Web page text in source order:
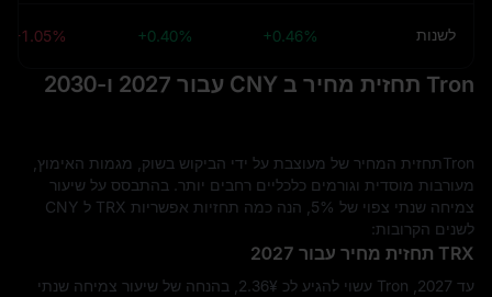
לשנות +0.46%
+0.40%
-1.05%
Tron תחזית מחיר ב CNY עבור 2027 ו-2030
Tronתחזית המחיר של מעוצבת על ידי הביקוש בשוק, מגמות האימוץ,
מעורבות מוסדית וגורמים כלכליים רחבים יותר. בהתבסס על שיעור
צמיחה שנתי צפוי של 5%, הנה כמה תחזיות אפשריות TRX ל CNY
לשנים הקרובות:
TRX תחזית מחיר עבור 2027
עד 2027, Tron עשוי להגיע לכ ¥‎2.36, בהנחה של שיעור צמיחה שנתי